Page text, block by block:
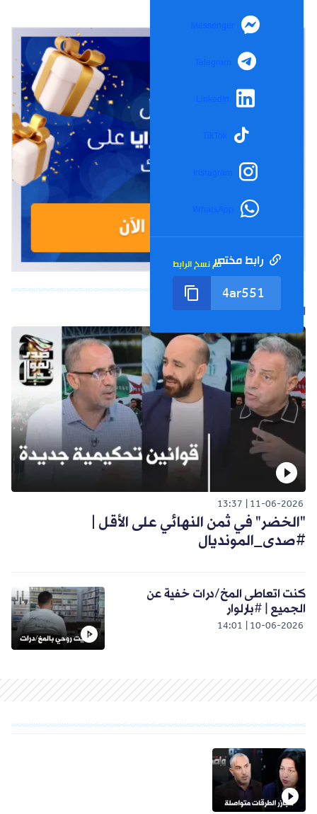
Messenger
Telegram
LinkedIn
TikTok
Instagram
WhatsApp
رابط مختصرتم نسخ الرابط
الفيديو التالي
11-06-2026
13:37
"الخضر" في ثمن النهائي على الأقل |
#صدى_المونديال
10-06-2026
14:01
كنت اتعاطى المخ/درات خفية عن
الجميع | #بارلوار